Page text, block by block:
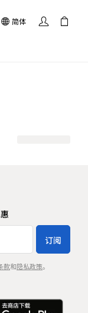
简体
订阅
款和隐私政策。